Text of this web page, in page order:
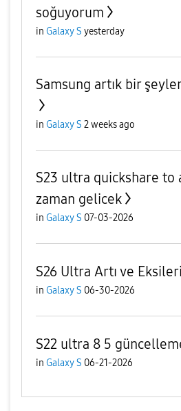
soğuyorum
in Galaxy S yesterday
Samsung artık bir
in Galaxy S 2 weeks ago
S23 ultra quickshare to
zaman gelicek
in Galaxy S 07-03-2026
S26 Ultra Artı ve
in Galaxy S 06-30-2026
S22 ultra 8 5
in Galaxy S 06-21-2026